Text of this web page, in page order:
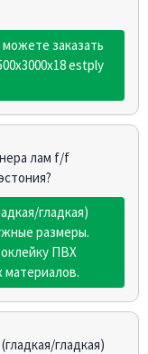
заказать
estply
лам f/f
гладкая)
размеры.
ПВХ
материалов.
гладкая)